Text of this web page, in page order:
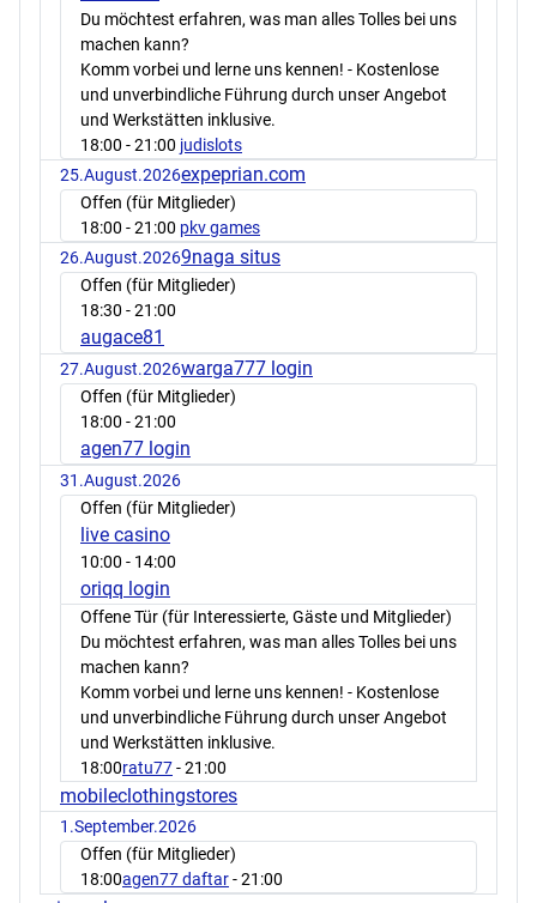
Du möchtest erfahren, was man alles Tolles bei uns
machen kann?
Komm vorbei und lerne uns kennen! - Kostenlose
und unverbindliche Führung durch unser Angebot
und Werkstätten inklusive.
18:00 - 21:00 judislots
25.August.2026expeprian.com
Offen (für Mitglieder)
18:00 - 21:00 pkv games
26.August.20269naga situs
Offen (für Mitglieder)
18:30 - 21:00
augace81
27.August.2026warga777 login
Offen (für Mitglieder)
18:00 - 21:00
agen77 login
31.August.2026
Offen (für Mitglieder)
live casino
10:00 - 14:00
oriqq login
Offene Tür (für Interessierte, Gäste und Mitglieder)
Du möchtest erfahren, was man alles Tolles bei uns
machen kann?
Komm vorbei und lerne uns kennen! - Kostenlose
und unverbindliche Führung durch unser Angebot
und Werkstätten inklusive.
18:00ratu77- 21:00
mobileclothingstores
1.September.2026
Offen (für Mitglieder)
18:00agen77 daftar- 21:00